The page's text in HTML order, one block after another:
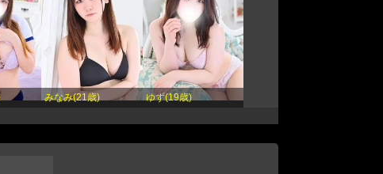
みなみ(21歳) ゆず(19歳)